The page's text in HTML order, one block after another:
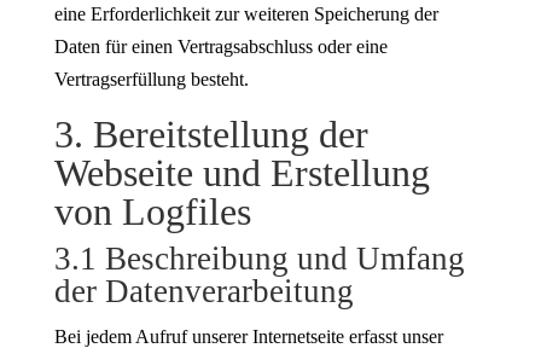
eine Erforderlichkeit zur weiteren Speicherung der
Daten für einen Vertragsabschluss oder eine
Vertragserfüllung besteht.
3. Bereitstellung der
Webseite und Erstellung
von Logfiles
3.1 Beschreibung und Umfang
der Datenverarbeitung
Bei jedem Aufruf unserer Internetseite erfasst unser